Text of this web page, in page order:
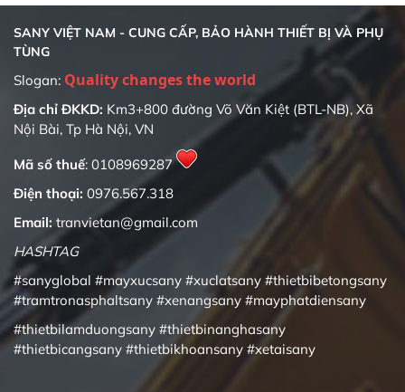
SANY VIỆT NAM - CUNG CẤP, BẢO HÀNH THIẾT BỊ VÀ PHỤ
TÙNG
Slogan: Quality changes the world
Địa chỉ ĐKKD: Km3+800 đường Võ Văn Kiệt (BTL-NB), Xã
Nội Bài, Tp Hà Nội, VN
Mã số thuế: 0108969287
Điện thoại: 0976.567.318
Email: tranvietan@gmail.com
HASHTAG
#sanyglobal #mayxucsany #xuclatsany #thietbibetongsany
#tramtronasphaltsany #xenangsany #mayphatdiensany
#thietbilamduongsany #thietbinanghasany
#thietbicangsany #thietbikhoansany #xetaisany